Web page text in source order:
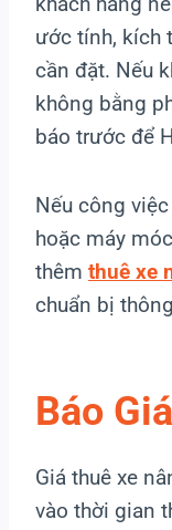
ước tính, kích
cần đặt. Nếu
không bằng
báo trước để
Nếu công
hoặc máy
thêm thuê xe
chuẩn bị
Báo
Giá thuê xe
vào thời gian